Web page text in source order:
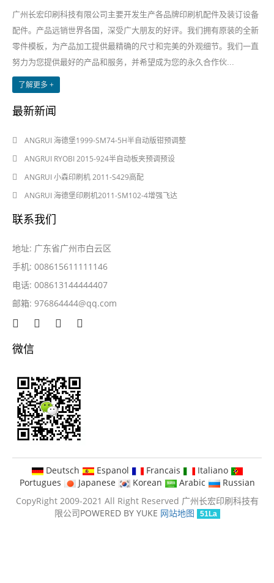
广州长宏印刷科技有限公司主要开发生产各品牌印刷机配件及装订设备
配件。产品远销世界各国，深受广大朋友的好评。我们拥有原装的全新
零件模板，为产品加工提供最精确的尺寸和完美的外观细节。我们一直
努力为您提供最好的产品和服务，并希望成为您的永久合作伙...
了解更多 +
最新新闻
ANGRUI 海德堡1999-SM74-5H半自动版钳预调整
ANGRUI RYOBI 2015-924半自动板夹预调预设
ANGRUI 小森印刷机 2011-S429高配
ANGRUI 海德堡印刷机2011-SM102-4增强飞达
联系我们
地址: 广东省广州市白云区
手机: 008615611111146
电话: 008613144444407
邮箱: 976864444@qq.com
微信
Deutsch Espanol Francais
Italiano
Portugues
Japanese Korean Arabic
Russian
CopyRight 2009-2021 All Right Reserved 广州长宏印刷科技有
限公司POWERED BY YUKE 网站地图 51La